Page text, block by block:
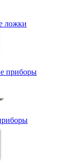
ложки
приборы